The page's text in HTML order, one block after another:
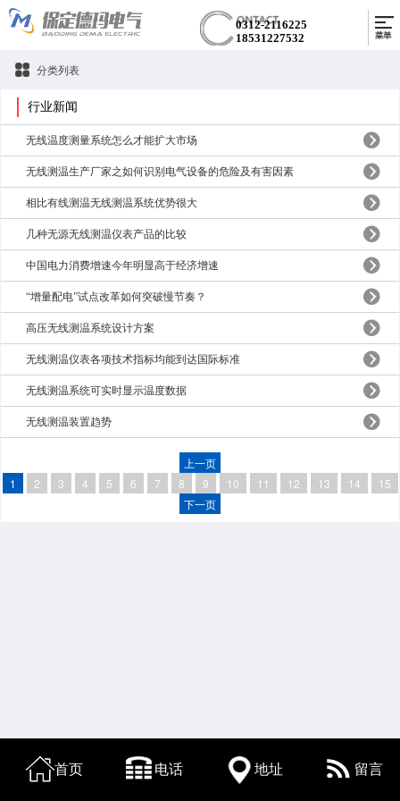
0312-2116225
18531227532
分类列表
行业新闻
无线温度测量系统怎么才能扩大市场
无线测温生产厂家之如何识别电气设备的危险及有害因素
相比有线测温无线测温系统优势很大
几种无源无线测温仪表产品的比较
中国电力消费增速今年明显高于经济增速
“增量配电”试点改革如何突破慢节奏？
高压无线测温系统设计方案
无线测温仪表各项技术指标均能到达国际标准
无线测温系统可实时显示温度数据
无线测温装置趋势
上一页
1
2 3 4 5 6 7 8 9 10 11 12 13 14
15
下一页
首页 电话 地址 留言